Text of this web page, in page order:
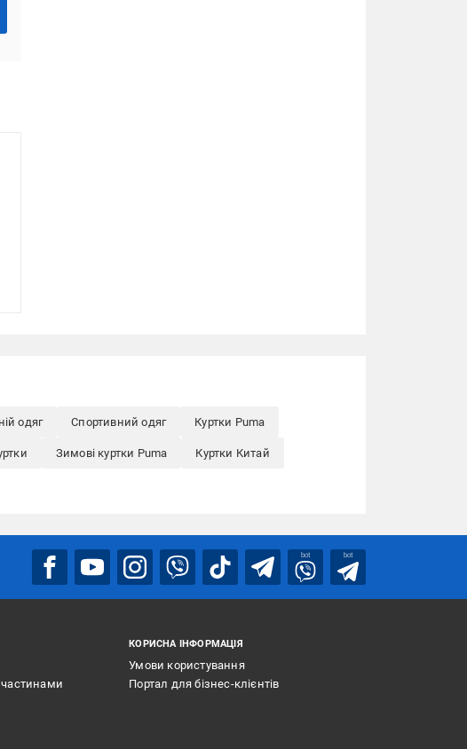
одяг Спортивний одяг Куртки Puma
Зимові куртки Puma Куртки Китай
bot bot
частинами
КОРИСНА ІНФОРМАЦІЯ
Умови користування
Портал для бізнес-клієнтів